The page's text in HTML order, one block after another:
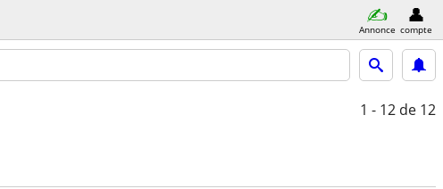
Annonce compte
1 - 12 de 12